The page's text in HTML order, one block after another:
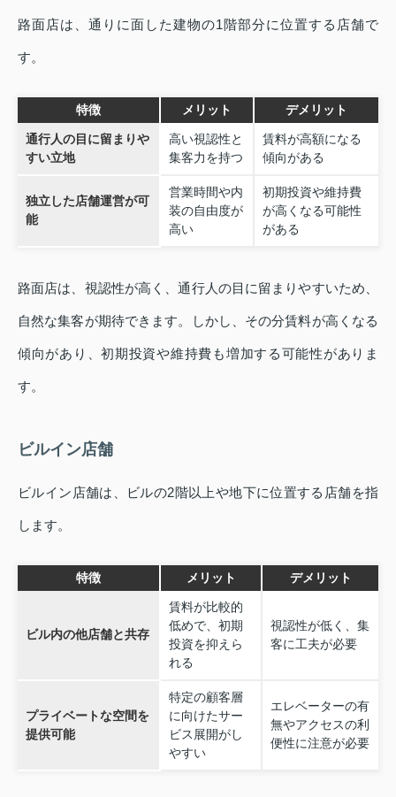
路面店は、通りに面した建物の1階部分に位置する店舗で
す。
特徴 メリット デメリット
通行人の目に留まりや
すい立地
高い視認性と
集客力を持つ
賃料が高額になる
傾向がある
独立した店舗運営が可
能
営業時間や内
装の自由度が
高い
初期投資や維持費
が高くなる可能性
がある
路面店は、視認性が高く、通行人の目に留まりやすいため、
自然な集客が期待できます。しかし、その分賃料が高くなる
傾向があり、初期投資や維持費も増加する可能性がありま
す。
ビルイン店舗
ビルイン店舗は、ビルの2階以上や地下に位置する店舗を指
します。
特徴 メリット デメリット
ビル内の他店舗と共存
賃料が比較的
低めで、初期
投資を抑えら
れる
視認性が低く、集
客に工夫が必要
プライベートな空間を
提供可能
特定の顧客層
に向けたサー
ビス展開がし
やすい
エレベーターの有
無やアクセスの利
便性に注意が必要